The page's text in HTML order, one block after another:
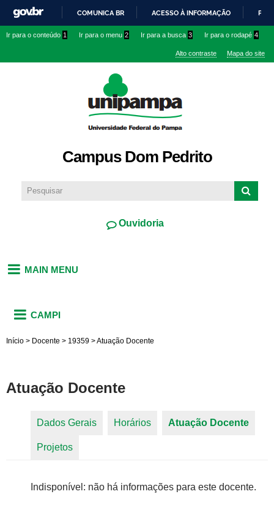
conteúdo
IR
O
COMUNICA BR ACESSO À INFORMAÇÃO
Ir para o conteúdo 1 Ir para o menu 2 Ir para a busca 3 Ir para o rodapé 4
Alto contraste Mapa do site
Campus Dom Pedrito
Ouvidoria
MAIN MENU
CAMPI
Início > Docente > 19359 >Atuação Docente
Atuação Docente
Dados Gerais Horários Atuação Docente
Projetos
Indisponível: não há informações para este docente.